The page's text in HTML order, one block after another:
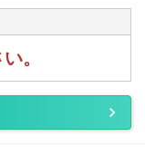
。